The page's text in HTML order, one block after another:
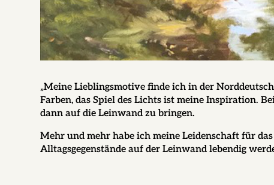
„Meine Lieblingsmotive finde ich in der
Farben, das Spiel des Lichts ist meine Inspiration.
dann auf die Leinwand zu bringen.
Mehr und mehr habe ich meine Leidenschaft für
Alltagsgegenstände auf der Leinwand lebendig